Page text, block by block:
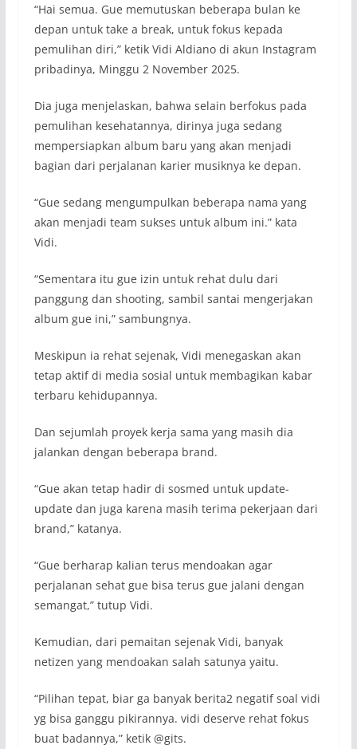
“Hai semua. Gue memutuskan beberapa bulan ke
depan untuk take a break, untuk fokus kepada
pemulihan diri,” ketik Vidi Aldiano di akun Instagram
pribadinya, Minggu 2 November 2025.
Dia juga menjelaskan, bahwa selain berfokus pada
pemulihan kesehatannya, dirinya juga sedang
mempersiapkan album baru yang akan menjadi
bagian dari perjalanan karier musiknya ke depan.
“Gue sedang mengumpulkan beberapa nama yang
akan menjadi team sukses untuk album ini.” kata
Vidi.
“Sementara itu gue izin untuk rehat dulu dari
panggung dan shooting, sambil santai mengerjakan
album gue ini,” sambungnya.
Meskipun ia rehat sejenak, Vidi menegaskan akan
tetap aktif di media sosial untuk membagikan kabar
terbaru kehidupannya.
Dan sejumlah proyek kerja sama yang masih dia
jalankan dengan beberapa brand.
“Gue akan tetap hadir di sosmed untuk update-
update dan juga karena masih terima pekerjaan dari
brand,” katanya.
“Gue berharap kalian terus mendoakan agar
perjalanan sehat gue bisa terus gue jalani dengan
semangat,” tutup Vidi.
Kemudian, dari pemaitan sejenak Vidi, banyak
netizen yang mendoakan salah satunya yaitu.
“Pilihan tepat, biar ga banyak berita2 negatif soal vidi
yg bisa ganggu pikirannya. vidi deserve rehat fokus
buat badannya,” ketik @gits.